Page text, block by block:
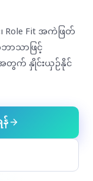
CTA
Role Fit အကဲဖြတ်
ဘာသာဖြင့်
းအတွက် နှိုင်းယှဉ်နိုင်